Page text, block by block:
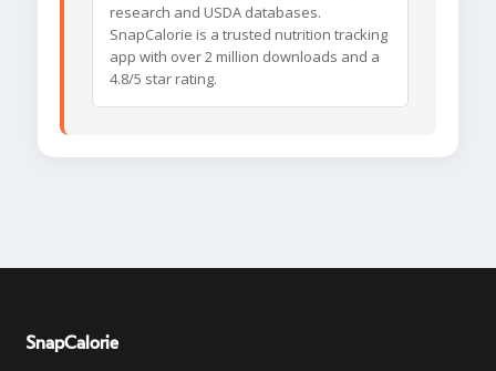
research and USDA databases.
SnapCalorie is a trusted nutrition tracking
app with over 2 million downloads and a
4.8/5 star rating.
SnapCalorie